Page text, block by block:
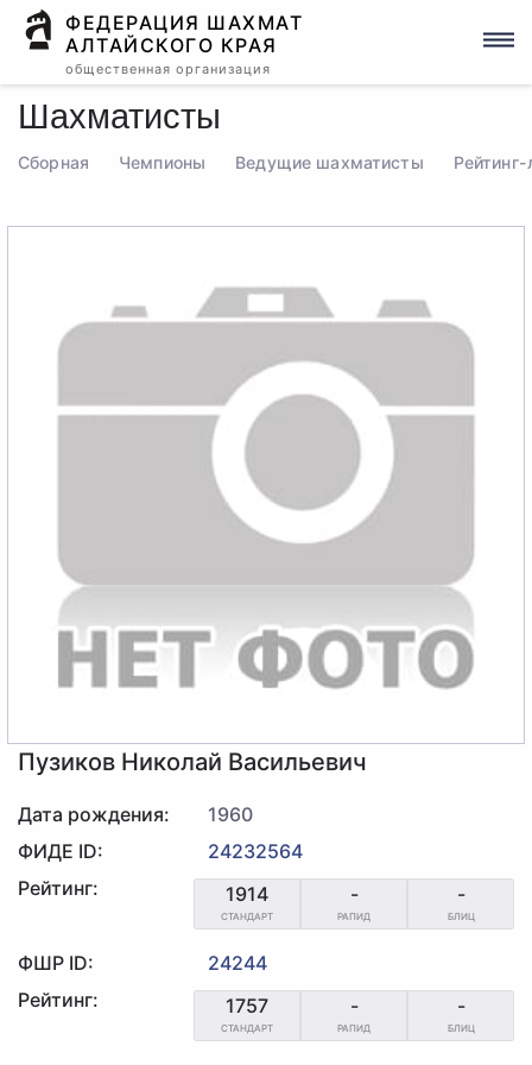
ФЕДЕРАЦИЯ ШАХМАТ
АЛТАЙСКОГО КРАЯ
общественная организация
Шахматисты
Сборная Чемпионы Ведущие шахматисты Рейтинг-
Пузиков Николай Васильевич
Дата рождения:
1960
ФИДЕ ID:
24232564
Рейтинг:
1914
СТАНДАРТ
-
РАПИД
-
БЛИЦ
ФШР ID:
24244
Рейтинг:
1757
СТАНДАРТ
-
РАПИД
-
БЛИЦ